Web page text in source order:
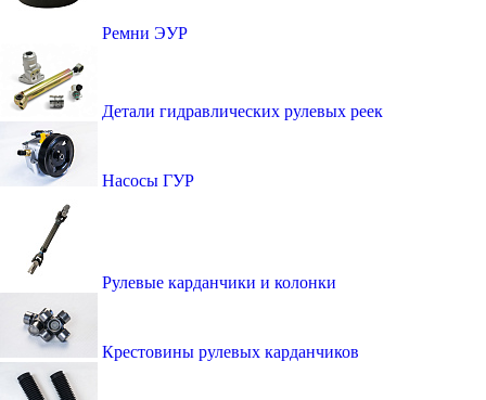
Ремни ЭУР
Детали гидравлических рулевых реек
Насосы ГУР
Рулевые карданчики и колонки
Крестовины рулевых карданчиков